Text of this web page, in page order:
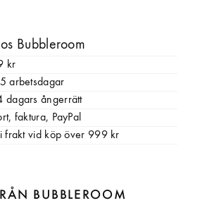
Bubbleroom
kr
arbetsdagar
dagars ångerrätt
faktura, PayPal
frakt vid köp över 999 kr
BUBBLEROOM